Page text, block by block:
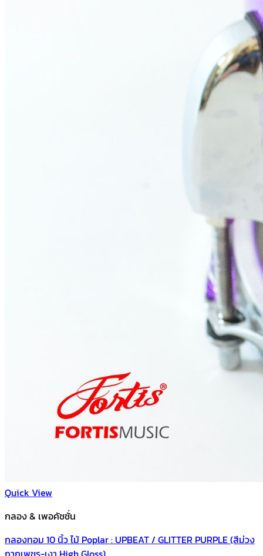
Quick View
กลอง & เพอคัชชั่น
กลองทอม 10 นิ้ว ไม้ Poplar : UPBEAT / GLITTER PURPLE (สีม่วง